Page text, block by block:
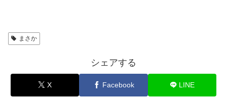
まさか
シェアする
X Facebook LINE